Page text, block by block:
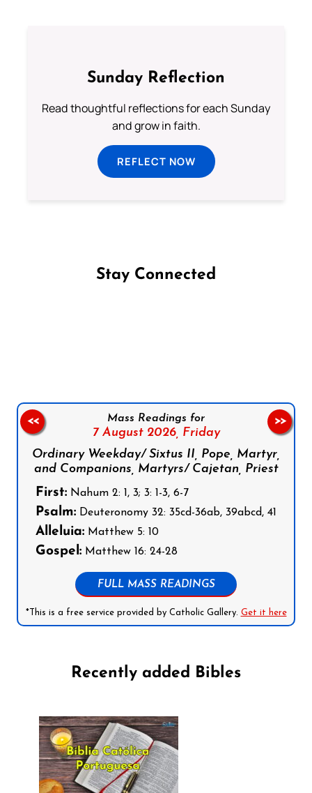
Sunday Reflection
Read thoughtful reflections for each Sunday
and grow in faith.
REFLECT NOW
Stay Connected
Mass Readings for
7 August 2026, Friday
Ordinary Weekday/ Sixtus II, Pope, Martyr,
and Companions, Martyrs/ Cajetan, Priest
First: Nahum 2: 1, 3; 3: 1-3, 6-7
Psalm: Deuteronomy 32: 35cd-36ab, 39abcd, 41
Alleluia: Matthew 5: 10
Gospel: Matthew 16: 24-28
FULL MASS READINGS
*This is a free service provided by Catholic Gallery. Get it here
<< >>
Recently added Bibles